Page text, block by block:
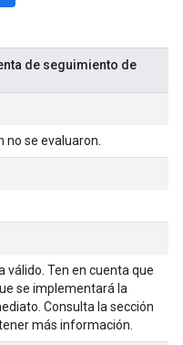
de seguimiento de
no se evaluaron.
válido. Ten en cuenta que
se implementará la
Consulta la sección
más información.